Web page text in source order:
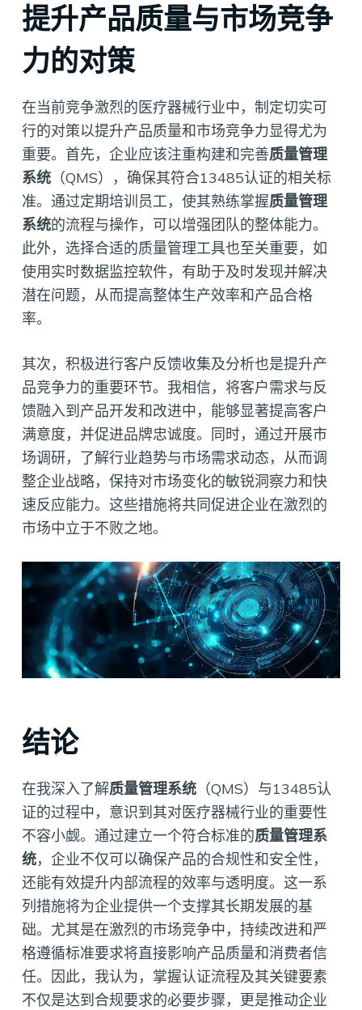
提升产品质量与市场竞争
力的对策
在当前竞争激烈的医疗器械行业中，制定切实可
行的对策以提升产品质量和市场竞争力显得尤为
重要。首先，企业应该注重构建和完善质量管理
系统（QMS），确保其符合13485认证的相关标
准。通过定期培训员工，使其熟练掌握质量管理
系统的流程与操作，可以增强团队的整体能力。
此外，选择合适的质量管理工具也至关重要，如
使用实时数据监控软件，有助于及时发现并解决
潜在问题，从而提高整体生产效率和产品合格
率。
其次，积极进行客户反馈收集及分析也是提升产
品竞争力的重要环节。我相信，将客户需求与反
馈融入到产品开发和改进中，能够显著提高客户
满意度，并促进品牌忠诚度。同时，通过开展市
场调研，了解行业趋势与市场需求动态，从而调
整企业战略，保持对市场变化的敏锐洞察力和快
速反应能力。这些措施将共同促进企业在激烈的
市场中立于不败之地。
结论
在我深入了解质量管理系统（QMS）与13485认
证的过程中，意识到其对医疗器械行业的重要性
不容小觑。通过建立一个符合标准的质量管理系
统，企业不仅可以确保产品的合规性和安全性，
还能有效提升内部流程的效率与透明度。这一系
列措施将为企业提供一个支撑其长期发展的基
础。尤其是在激烈的市场竞争中，持续改进和严
格遵循标准要求将直接影响产品质量和消费者信
任。因此，我认为，掌握认证流程及其关键要素
不仅是达到合规要求的必要步骤，更是推动企业